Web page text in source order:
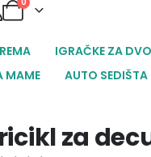
IGRAČKE ZA
MAME
AUTO SEDIŠTA
za